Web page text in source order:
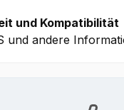
und Kompatibilität
und andere